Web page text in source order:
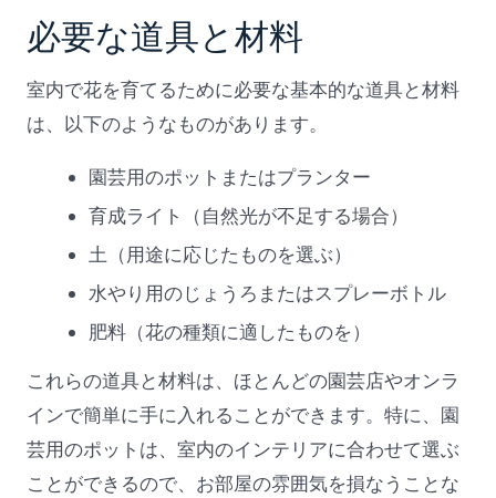
必要な道具と材料
室内で花を育てるために必要な基本的な道具と材料
は、以下のようなものがあります。
園芸用のポットまたはプランター
育成ライト（自然光が不足する場合）
土（用途に応じたものを選ぶ）
水やり用のじょうろまたはスプレーボトル
肥料（花の種類に適したものを）
これらの道具と材料は、ほとんどの園芸店やオンラ
インで簡単に手に入れることができます。特に、園
芸用のポットは、室内のインテリアに合わせて選ぶ
ことができるので、お部屋の雰囲気を損なうことな